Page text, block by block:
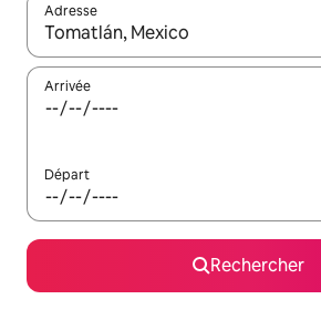
Adresse
Lorsque les résultats s'affichent,
Arrivée
Départ
Rechercher